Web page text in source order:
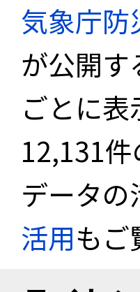
気象庁防
が公開す
ごとに
12,131
データ
活用もご